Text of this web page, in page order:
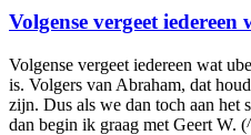
Volgense vergeet iedereen
Volgense vergeet iedereen wat
is. Volgers van Abraham, dat
zijn. Dus als we dan toch aan het
dan begin ik graag met Geert W.